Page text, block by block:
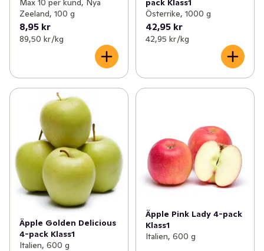
Max 10 per kund, Nya
Zeeland, 100 g
8,95 kr
89,50 kr /kg
pack Klass1
Österrike, 1000 g
42,95 kr
42,95 kr /kg
Äpple Golden Delicious
4-pack Klass1
Italien, 600 g
Äpple Pink Lady 4-pack
Klass1
Italien, 600 g